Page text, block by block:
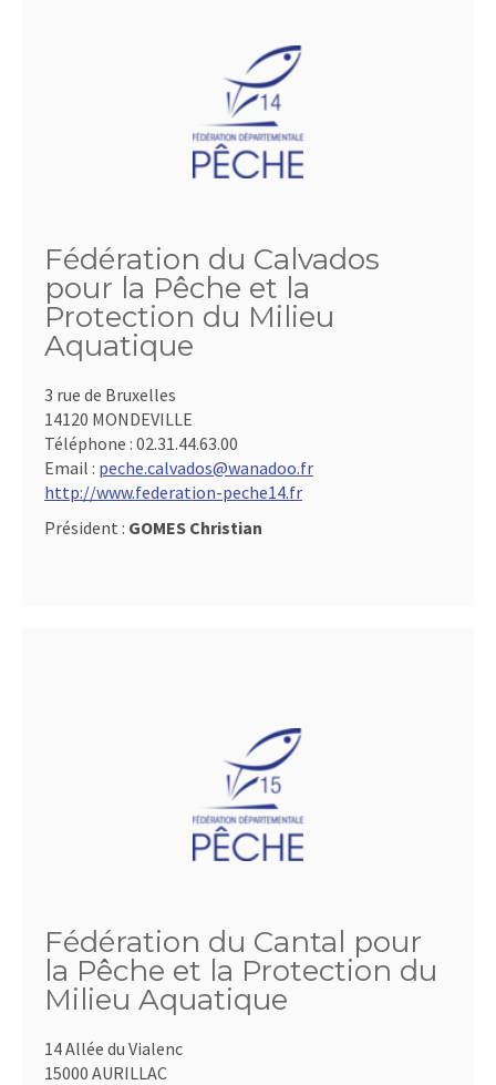
Fédération du Calvados
pour la Pêche et la
Protection du Milieu
Aquatique
3 rue de Bruxelles
14120 MONDEVILLE
Téléphone : 02.31.44.63.00
Email : peche.calvados@wanadoo.fr
http://www.federation-peche14.fr
Président : GOMES Christian
Fédération du Cantal pour
la Pêche et la Protection du
Milieu Aquatique
14 Allée du Vialenc
15000 AURILLAC